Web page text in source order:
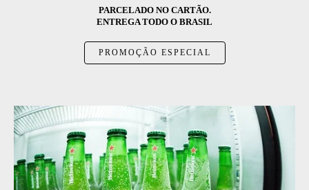
PARCELADO NO CARTÃO.
ENTREGA TODO O BRASIL
PROMOÇÃO ESPECIAL